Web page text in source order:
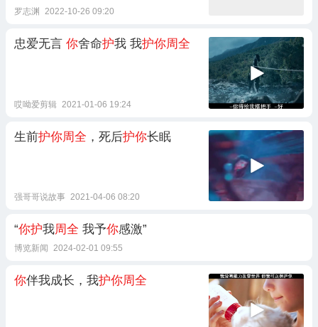
罗志渊 2022-10-26 09:20
忠爱无言 你舍命护我 我护你周全
哎呦爱剪辑 2021-01-06 19:24
生前护你周全 ，死后护你长眠
强哥哥说故事 2021-04-06 08:20
“你护我周全 我予你感激”
博览新闻 2024-02-01 09:55
你伴我成长，我护你周全